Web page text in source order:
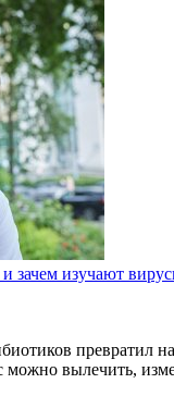
и зачем изучают
превратил
можно вылечить,